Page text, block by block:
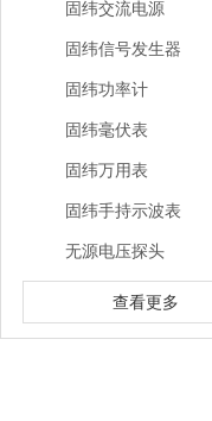
固纬交流电源
固纬信号发生器
固纬功率计
固纬毫伏表
固纬万用表
固纬手持示波表
无源电压探头
查看更多